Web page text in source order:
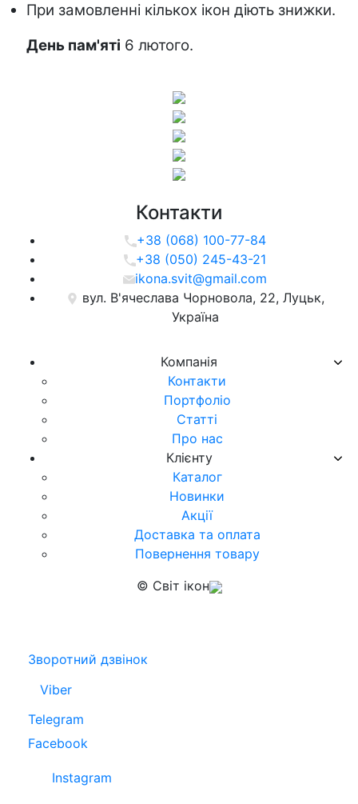
При замовленні кількох ікон діють знижки.
День пам'яті 6 лютого.
Компанія
Контакти
Портфоліо
Статті
Про нас
Клієнту
Каталог
Новинки
Акції
Доставка та оплата
Повернення товару
Контакти
+38 (068) 100-77-84
+38 (050) 245-43-21
ikona.svit@gmail.com
вул. В'ячеслава Чорновола, 22, Луцьк,
Україна
© Світ ікон
Зворотний дзвінок
Viber
Telegram
Facebook
Instagram